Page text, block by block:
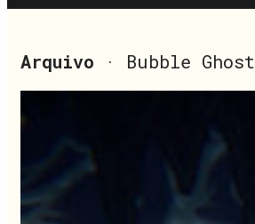
Arquivo · Bubble Ghost